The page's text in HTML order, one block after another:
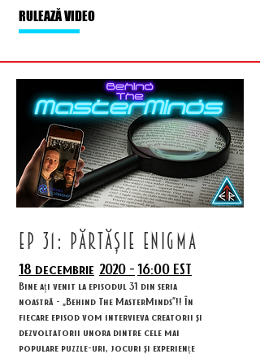
RULEAZĂ VIDEO
ep 31: părtășie enigma
18 decembrie 2020 - 16:00 EST
Bine ați venit la episodul 31 din seria
noastră - „Behind The MasterMinds”!! În
fiecare episod vom intervieva creatorii și
dezvoltatorii unora dintre cele mai
populare puzzle-uri, jocuri și experiențe